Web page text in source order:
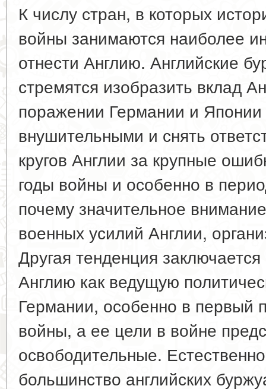
К числу стран, в которых
войны занимаются наиболее
отнести Англию. Английские
стремятся изобразить вклад
поражении Германии и
внушительными и снять
кругов Англии за крупные
годы войны и особенно в
почему значительное
военных усилий Англии,
Другая тенденция
Англию как ведущую
Германии, особенно в первый
войны, а ее цели в войне
освободительные.
большинство английских